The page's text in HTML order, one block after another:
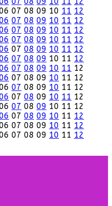
07 08 09 10 11 12
07 08 09 10 11 12
07 08 09 10 11 12
07 08 09 10 11 12
07 08 09 10 11 12
07 08 09 10 11 12
07 08 09 10 11 12
07 08 09 10 11 12
07 08 09 10 11 12
07 08 09 10 11 12
07 08 09 10 11 12
07 08 09 10 11 12
07 08 09 10 11 12
07 08 09 10 11 12